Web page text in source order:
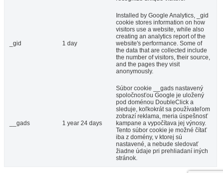
_gid 1 day
Installed by Google Analytics, _gid
cookie stores information on how
visitors use a website, while also
creating an analytics report of the
website's performance. Some of
the data that are collected include
the number of visitors, their source,
and the pages they visit
anonymously.
__gads 1 year 24 days
Súbor cookie __gads nastavený
spoločnosťou Google je uložený
pod doménou DoubleClick a
sleduje, koľkokrát sa používateľom
zobrazí reklama, meria úspešnosť
kampane a vypočítava jej výnosy.
Tento súbor cookie je možné čítať
iba z domény, v ktorej sú
nastavené, a nebude sledovať
žiadne údaje pri prehliadaní iných
stránok.